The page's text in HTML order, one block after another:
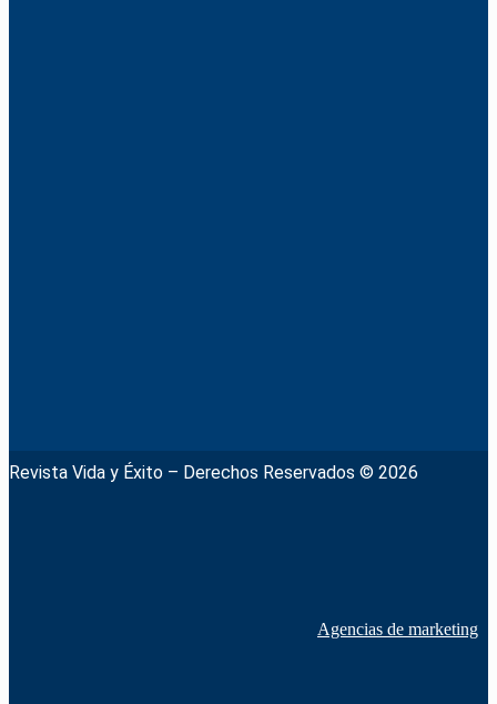
Revista Vida y Éxito – Derechos Reservados © 2026
Agencias de marketing